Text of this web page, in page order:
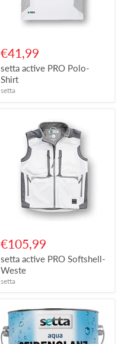
€41,99
setta active PRO Polo-
Shirt
setta
€105,99
setta active PRO Softshell-
Weste
setta